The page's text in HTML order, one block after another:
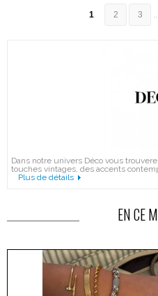
1 2 3 ...
Dans notre univers Déco vous
touches vintages, des accents
Plus de détails
EN CE